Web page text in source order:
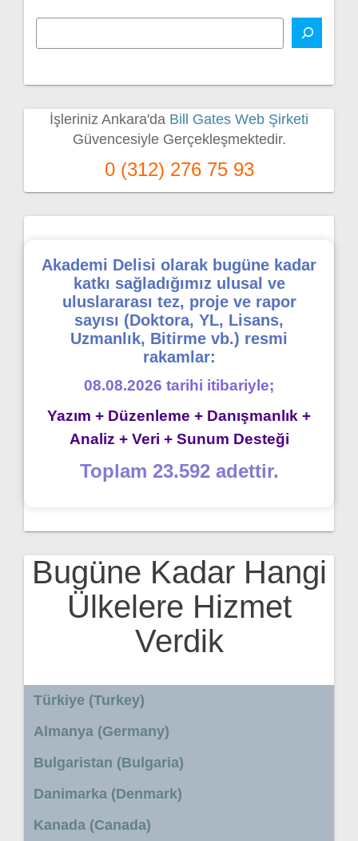
İşleriniz Ankara'da Bill Gates Web Şirketi
Güvencesiyle Gerçekleşmektedir.
0 (312) 276 75 93
Akademi Delisi olarak bugüne kadar
katkı sağladığımız ulusal ve
uluslararası tez, proje ve rapor
sayısı (Doktora, YL, Lisans,
Uzmanlık, Bitirme vb.) resmi
rakamlar:
08.08.2026 tarihi itibariyle;
Yazım + Düzenleme + Danışmanlık +
Analiz + Veri + Sunum Desteği
Toplam 23.592 adettir.
Bugüne Kadar Hangi
Ülkelere Hizmet
Verdik
Türkiye (Turkey)
Almanya (Germany)
Bulgaristan (Bulgaria)
Danimarka (Denmark)
Kanada (Canada)